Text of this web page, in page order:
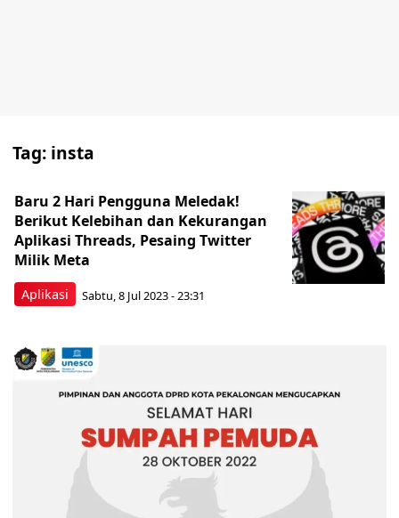
Tag: insta
Aplikasi
Baru 2 Hari Pengguna Meledak!
Berikut Kelebihan dan Kekurangan
Aplikasi Threads, Pesaing Twitter
Milik Meta
Sabtu, 8 Jul 2023 - 23:31